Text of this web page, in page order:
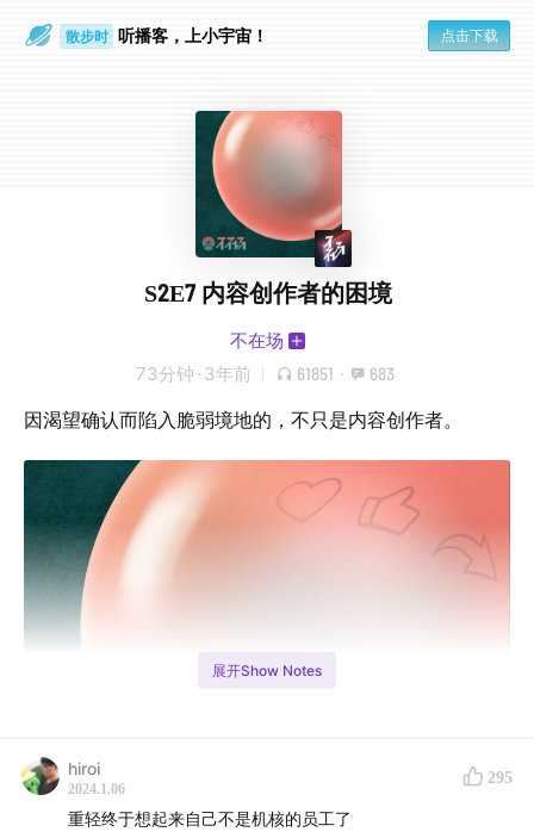
散步时 听播客，上小宇宙！ 点击下载
S2E7 内容创作者的困境
不在场
73分钟 · 3年前 61851 · 683
因渴望确认而陷入脆弱境地的，不只是内容创作者。
展开Show Notes
hiroi
2024.1.06
295
重轻终于想起来自己不是机核的员工了